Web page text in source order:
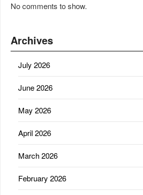
No comments to show.
Archives
July 2026
June 2026
May 2026
April 2026
March 2026
February 2026